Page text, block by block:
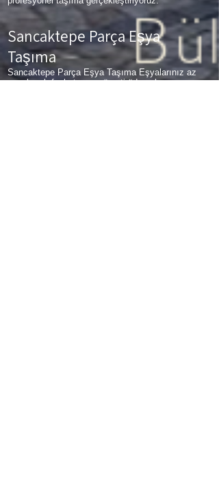
Sancaktepe Parça Eşya
Taşıma
Sancaktepe Parça Eşya Taşıma Eşyalarınız az
ancak çok fazla taşıma ücreti ödemek